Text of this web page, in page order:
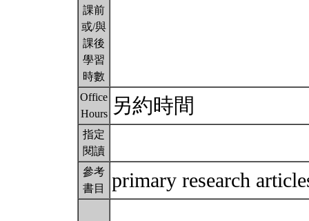
課前
或/與
課後
學習
時數
Office
Hours
另約時間
指定
閱讀
參考
書目
primary research